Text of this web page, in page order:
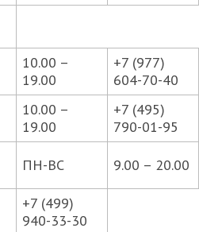
10.00 –
19.00
+7 (977)
604-70-40
10.00 –
19.00
+7 (495)
790-01-95
ПН-ВС 9.00 – 20.00
+7 (499)
940-33-30